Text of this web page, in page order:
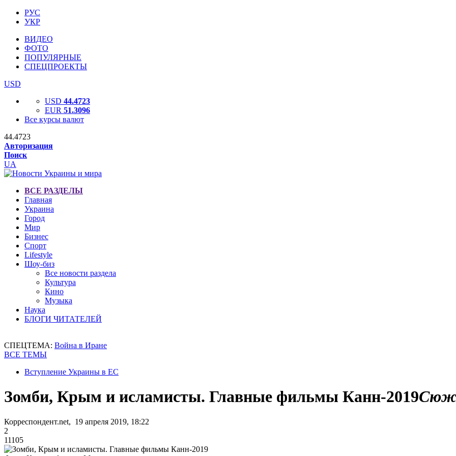
РУС
УКР
ВИДЕО
ФОТО
ПОПУЛЯРНЫЕ
СПЕЦПРОЕКТЫ
USD
USD 44.4723
EUR 51.3096
Все курсы валют
44.4723
Авторизация
Поиск
UA
ВСЕ РАЗДЕЛЫ
Главная
Украина
Город
Мир
Бизнес
Спорт
Lifestyle
Шоу-биз
Все новости раздела
Культура
Кино
Музыка
Наука
БЛОГИ ЧИТАТЕЛЕЙ
СПЕЦТЕМА: Война в Иране
ВСЕ ТЕМЫ
Вступление Украины в ЕС
Зомби, Крым и исламисты. Главные фильмы Канн-2019
Корреспондент.net, 19 апреля 2019, 18:22
2
11105